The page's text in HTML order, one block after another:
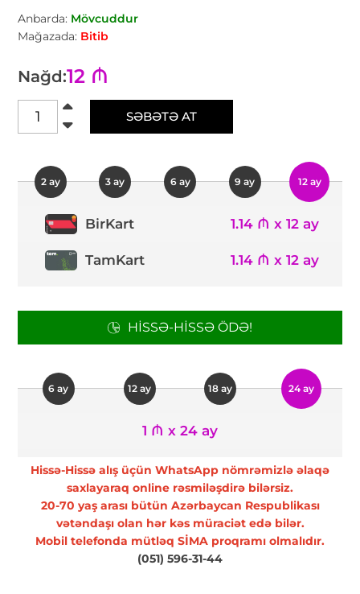
Anbarda: Mövcuddur
Mağazada: Bitib
Nağd:12 ₼
SƏBƏTƏ AT
2 ay 3 ay 6 ay 9 ay 12 ay
BirKart 1.14 ₼ x 12 ay
TamKart 1.14 ₼ x 12 ay
HISSƏ-HISSƏ ÖDƏ!
6 ay 12 ay 18 ay 24 ay
1 ₼ x 24 ay
Hissə-Hissə alış üçün WhatsApp nömrəmizlə əlaqə
saxlayaraq online rəsmiləşdirə bilərsiz.
20-70 yaş arası bütün Azərbaycan Respublikası
vətəndaşı olan hər kəs müraciət edə bilər.
Mobil telefonda mütləq SİMA proqramı olmalıdır.
(051) 596-31-44